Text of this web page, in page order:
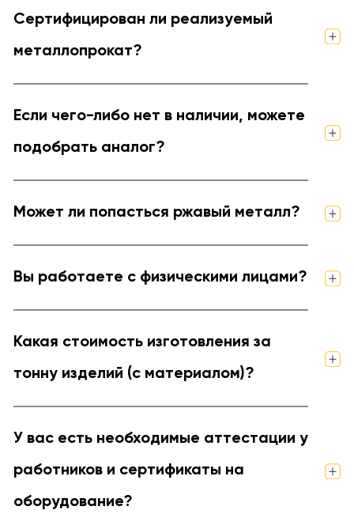
Сертифицирован ли реализуемый
металлопрокат?
Если чего-либо нет в наличии, можете
подобрать аналог?
Может ли попасться ржавый металл?
Вы работаете с физическими лицами?
Какая стоимость изготовления за
тонну изделий (с материалом)?
У вас есть необходимые аттестации у
работников и сертификаты на
оборудование?